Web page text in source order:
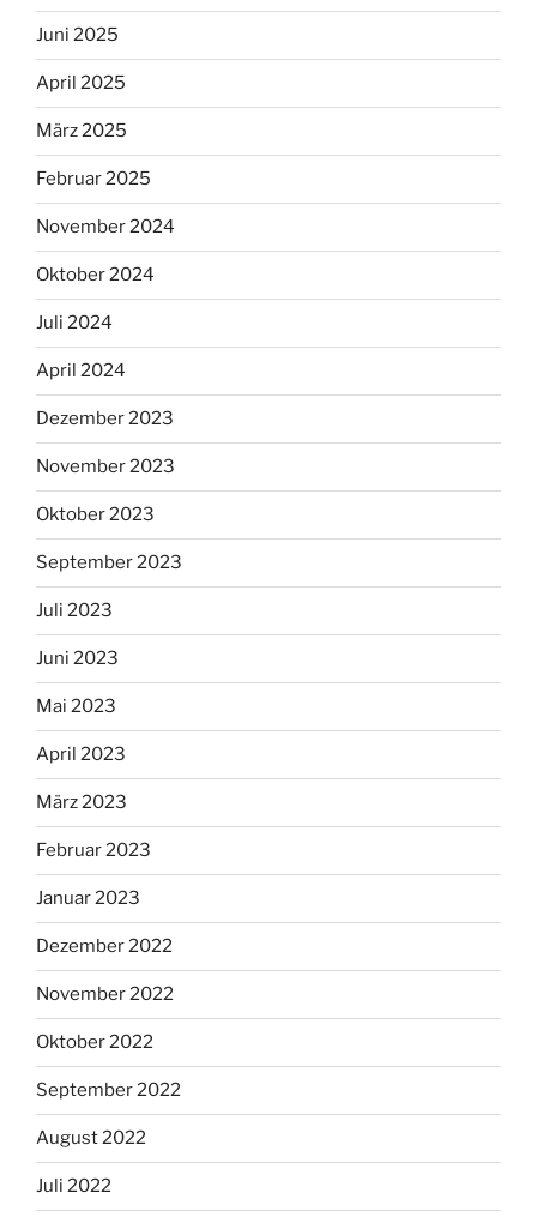
Juni 2025
April 2025
März 2025
Februar 2025
November 2024
Oktober 2024
Juli 2024
April 2024
Dezember 2023
November 2023
Oktober 2023
September 2023
Juli 2023
Juni 2023
Mai 2023
April 2023
März 2023
Februar 2023
Januar 2023
Dezember 2022
November 2022
Oktober 2022
September 2022
August 2022
Juli 2022